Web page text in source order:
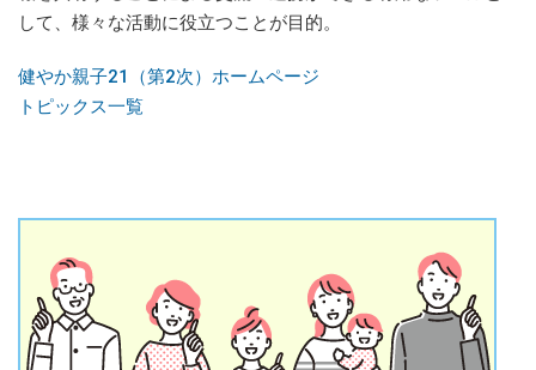
して、様々な活動に役立つことが目的。
健やか親子21（第2次）ホームページ
トピックス一覧